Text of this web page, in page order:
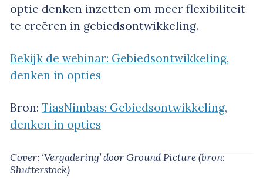
optie denken inzetten om meer flexibiliteit
te creëren in gebiedsontwikkeling.
Bekijk de webinar: Gebiedsontwikkeling,
denken in opties
Bron: TiasNimbas: Gebiedsontwikkeling,
denken in opties
Cover: ‘Vergadering’door Ground Picture(bron:
Shutterstock)